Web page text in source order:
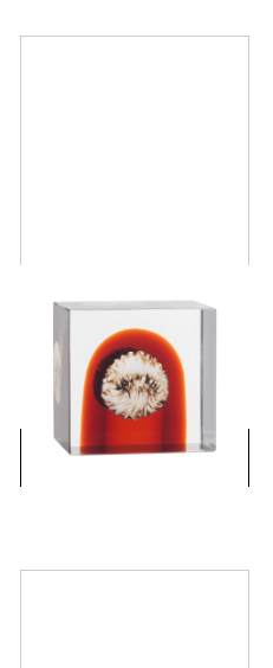
ビリアオレンジ
￥165,000 (税込)
詳細を見る